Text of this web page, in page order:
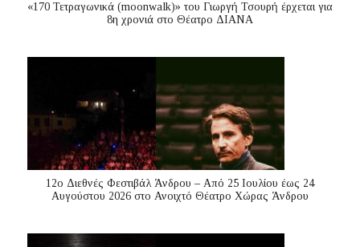
«170 Τετραγωνικά (moonwalk)» του Γιωργή Τσουρή έρχεται για
8η χρονιά στο Θέατρο ΔΙΑΝΑ
12ο Διεθνές Φεστιβάλ Άνδρου – Από 25 Ιουλίου έως 24
Αυγούστου 2026 στο Ανοιχτό Θέατρο Χώρας Άνδρου